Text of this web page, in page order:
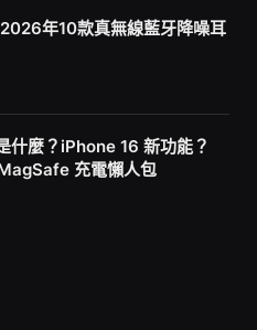
年10款真無線藍牙降噪耳
什麼？iPhone 16 新功能？
充電懶人包